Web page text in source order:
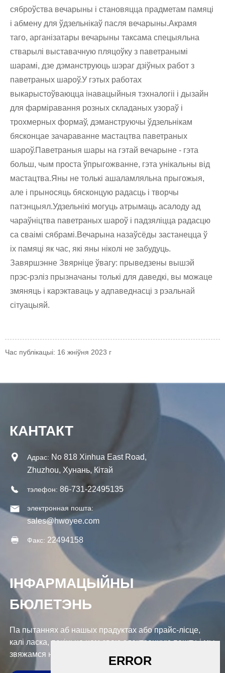
сяброўства вечарыны і становяцца прадметам памяці
і абмену для ўдзельнікаў пасля вечарыны.Акрамя
таго, арганізатары вечарыны таксама спецыяльна
стварылі выставачную пляцоўку з паветранымі
шарамі, дзе дэманструюць шэраг дзіўных работ з
паветраных шароў.У гэтых работах
выкарыстоўваюцца інавацыйныя тэхналогіі і дызайн
для фарміравання розных складаных узораў і
трохмерных формаў, дэманструючы ўдзельнікам
бясконцае зачараванне мастацтва паветраных
шароў.Паветраныя шары на гэтай вечарыне - гэта
больш, чым проста ўпрыгожванне, гэта унікальны від
мастацтва.Яны не толькі ашаламляльна прыгожыя,
але і прыносяць бясконцую радасць і творчы
патэнцыял.Удзельнікі могуць атрымаць асалоду ад
чараўніцтва паветраных шароў і падзяліцца радасцю
са сваімі сябрамі.Вечарына назаўсёды застанецца ў
іх памяці як час, які яны ніколі не забудуць.
Завяршэнне Звярніце ўвагу: прыведзены вышэй
прэс-рэліз прызначаны толькі для даведкі, вы можаце
змяняць і карэктаваць у адпаведнасці з рэальнай
сітуацыяй.
Час публікацыі: 16 жніўня 2023 г
КАНТАКТ
Адрас: No 818 Xinhua East Road,
Zhuzhou, Хунань, Кітай
тэлефон: 86-731-22495135
электронная пошта:
sales@hwoyee.com
Факс: 22494158
ІНФАРМАЦЫЙНЫ
БЮЛЕТЭНЬ
Па пытаннях аб нашых прадуктах або прайс-лісце,
калі ласка, пакіньце нам сваю электронную пошту, і мы
звяжамся на працягу 24 гадзін.